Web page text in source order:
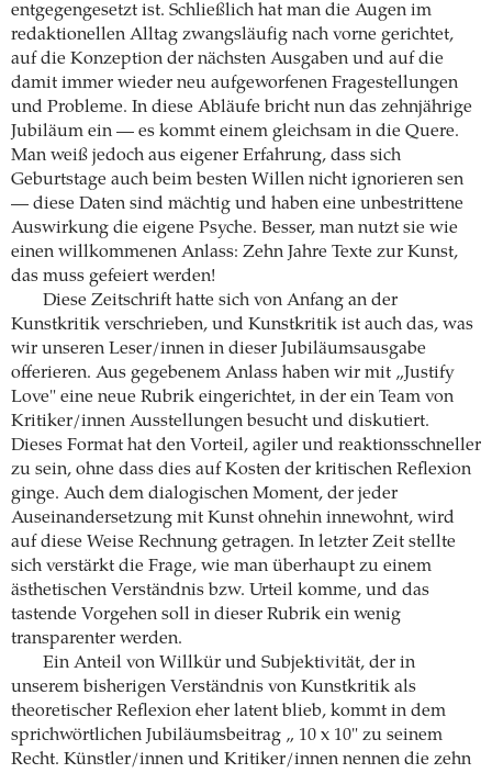
entgegengesetzt ist. Schließlich hat man die Augen im
redaktionellen Alltag zwangsläufig nach vorne gerichtet,
auf die Konzeption der nächsten Ausgaben und auf die
damit immer wieder neu aufgeworfenen Fragestellungen
und Probleme. In diese Abläufe bricht nun das zehnjährige
Jubiläum ein — es kommt einem gleichsam in die Quere.
Man weiß jedoch aus eigener Erfahrung, dass sich
Geburtstage auch beim besten Willen nicht ignorieren sen
— diese Daten sind mächtig und haben eine unbestrittene
Auswirkung die eigene Psyche. Besser, man nutzt sie wie
einen willkommenen Anlass: Zehn Jahre Texte zur Kunst,
das muss gefeiert werden!
Diese Zeitschrift hatte sich von Anfang an der
Kunstkritik verschrieben, und Kunstkritik ist auch das, was
wir unseren Leser/innen in dieser Jubiläumsausgabe
offerieren. Aus gegebenem Anlass haben wir mit „Justify
Love" eine neue Rubrik eingerichtet, in der ein Team von
Kritiker/innen Ausstellungen besucht und diskutiert.
Dieses Format hat den Vorteil, agiler und reaktionsschneller
zu sein, ohne dass dies auf Kosten der kritischen Reflexion
ginge. Auch dem dialogischen Moment, der jeder
Auseinandersetzung mit Kunst ohnehin innewohnt, wird
auf diese Weise Rechnung getragen. In letzter Zeit stellte
sich verstärkt die Frage, wie man überhaupt zu einem
ästhetischen Verständnis bzw. Urteil komme, und das
tastende Vorgehen soll in dieser Rubrik ein wenig
transparenter werden.
Ein Anteil von Willkür und Subjektivität, der in
unserem bisherigen Verständnis von Kunstkritik als
theoretischer Reflexion eher latent blieb, kommt in dem
sprichwörtlichen Jubiläumsbeitrag „ 10 x 10" zu seinem
Recht. Künstler/innen und Kritiker/innen nennen die zehn